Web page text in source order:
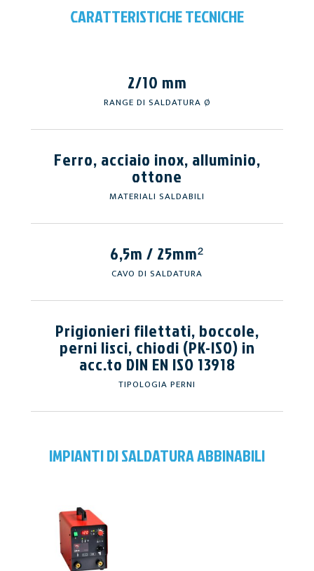
CARATTERISTICHE TECNICHE
2/10 mm
RANGE DI SALDATURA Ø
Ferro, acciaio inox, alluminio,
ottone
MATERIALI SALDABILI
6,5m / 25mm²
CAVO DI SALDATURA
Prigionieri filettati, boccole,
perni lisci, chiodi (PK-ISO) in
acc.to DIN EN ISO 13918
TIPOLOGIA PERNI
IMPIANTI DI SALDATURA ABBINABILI